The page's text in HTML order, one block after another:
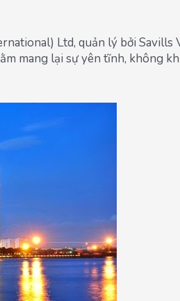
Ltd, quản lý bởi Savills
mang lại sự yên tĩnh, không